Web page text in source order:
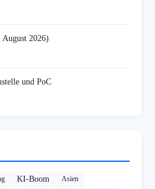
2026)
und PoC
KI-Boom
Asien